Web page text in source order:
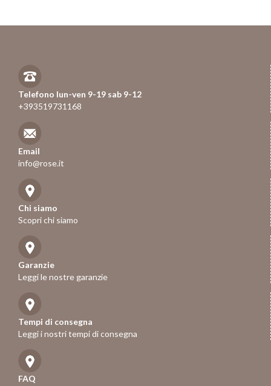
Telefono lun-ven 9-19 sab 9-12
+393519731168
Email
info@rose.it
Chi siamo
Scopri chi siamo
Garanzie
Leggi le nostre garanzie
Tempi di consegna
Leggi i nostri tempi di consegna
FAQ